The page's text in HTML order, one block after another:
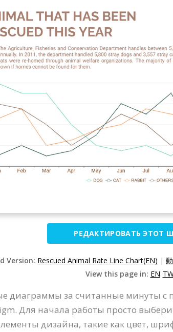
РЕДАКТИРОВАТЬ ЭТОТ
Version: Rescued Animal Rate Line Chart(EN) |
View this page in: EN
диаграммы за считанные минуты с
Для начала работы просто
дизайна, такие как цвет,